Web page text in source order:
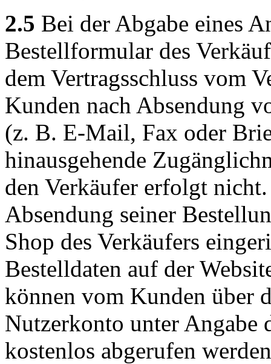
2.5 Bei der Abgabe eines
Bestellformular des
dem Vertragsschluss vom
Kunden nach Absendung
(z. B. E-Mail, Fax oder
hinausgehende
den Verkäufer erfolgt
Absendung seiner
Shop des Verkäufers
Bestelldaten auf der
können vom Kunden über
Nutzerkonto unter Angabe
kostenlos abgerufen